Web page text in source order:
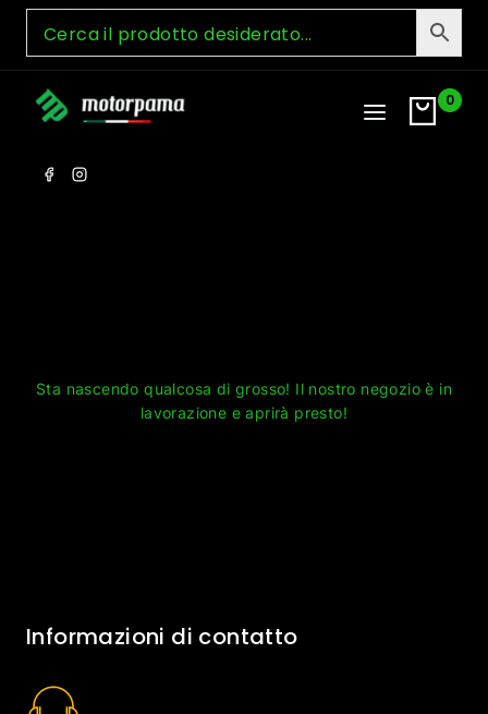
Skip
content
0
Sta nascendo qualcosa di grosso! Il nostro negozio è in
lavorazione e aprirà presto!
Informazioni di contatto